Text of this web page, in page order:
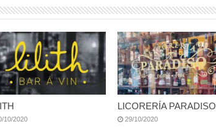
10/2020
LICORERÍA PARADISO
29/10/2020